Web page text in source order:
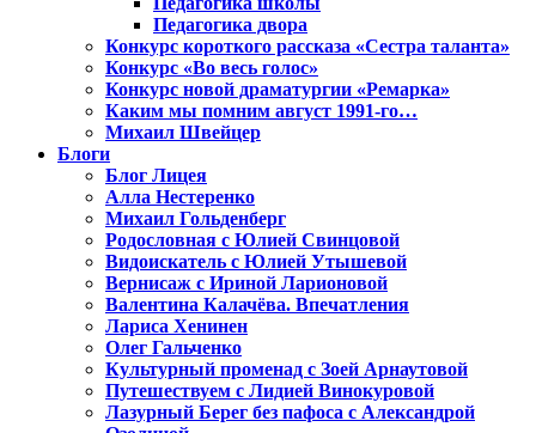
Педагогика двора
Конкурс короткого рассказа «Сестра таланта»
Конкурс «Во весь голос»
Конкурс новой драматургии «Ремарка»
Каким мы помним август 1991-го…
Михаил Швейцер
Блоги
Блог Лицея
Алла Нестеренко
Михаил Гольденберг
Родословная с Юлией Свинцовой
Видоискатель с Юлией Утышевой
Вернисаж с Ириной Ларионовой
Валентина Калачёва. Впечатления
Лариса Хенинен
Олег Гальченко
Культурный променад с Зоей Арнаутовой
Путешествуем с Лидией Винокуровой
Лазурный Берег без пафоса с Александрой